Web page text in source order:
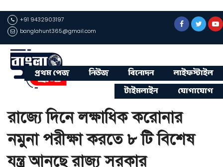
+91 9432903197
banglahunt365@gmail.com
প্রথম পেজ নিউজ বিনোদন
লাইফস্টাইল
টাইমলাইন
যোগাযোগ
রাজ্যে দিনে লক্ষাধিক করোনার
নমুনা পরীক্ষা করতে ৮ টি বিশেষ
যন্ত্র আনছে রাজ্য সরকার